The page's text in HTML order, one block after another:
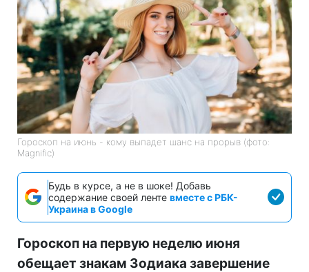
Гороскоп на июнь - кому выпадет шанс на прорыв (фото:
Magnific)
Будь в курсе, а не в шоке! Добавь
содержание своей ленте вместе с РБК-
Украина в Google
Гороскоп на первую неделю июня
обещает знакам Зодиака завершение